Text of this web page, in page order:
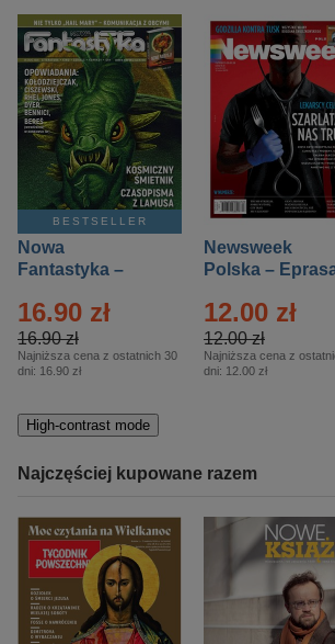
BESTSELLER
Nowa
Fantastyka –
16.90 zł
16.90 zł
Najniższa cena z ostatnich 30
dni: 16.90 zł
Newsweek
Polska –
12.00 zł
12.00 zł
Najniższa cena z
dni: 12.00 zł
High-contrast mode
Najczęściej kupowane razem